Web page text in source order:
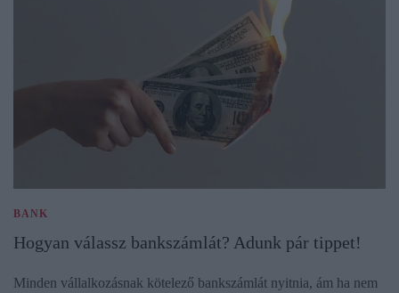
BANK
Hogyan válassz bankszámlát? Adunk pár tippet!
Minden vállalkozásnak kötelező bankszámlát nyitnia, ám ha nem